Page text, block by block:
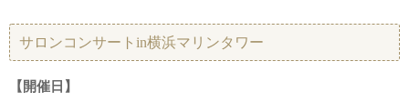
サロンコンサートin横浜マリンタワー
【開催日】